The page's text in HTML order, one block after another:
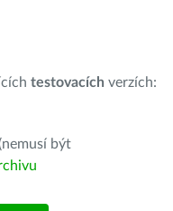
testovacích verzích:
být